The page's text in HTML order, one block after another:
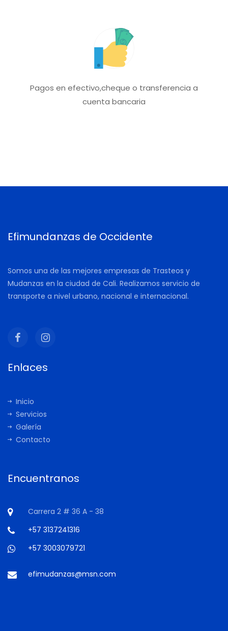
Pagos en efectivo,cheque o transferencia a
cuenta bancaria
Efimundanzas de Occidente
Somos una de las mejores empresas de Trasteos y
Mudanzas en la ciudad de Cali. Realizamos servicio de
transporte a nivel urbano, nacional e internacional.
Enlaces
Inicio
Servicios
Galería
Contacto
Encuentranos
Carrera 2 # 36 A - 38
+57 3137241316
+57 3003079721
efimudanzas@msn.com